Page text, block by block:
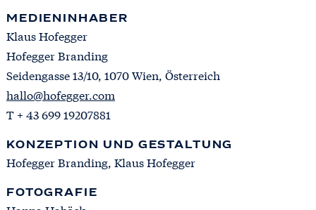
MEDIENINHABER
Klaus Hofegger
Hofegger Branding
Seidengasse 13/10, 1070 Wien, Österreich
hallo@hofegger.com
T + 43 699 19207881
KONZEPTION UND GESTALTUNG
Hofegger Branding, Klaus Hofegger
FOTOGRAFIE